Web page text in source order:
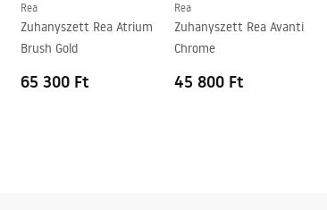
Rea
Zuhanyszett Rea Atrium
Brush Gold
65 300 Ft
Rea
Zuhanyszett Rea Avanti
Chrome
45 800 Ft